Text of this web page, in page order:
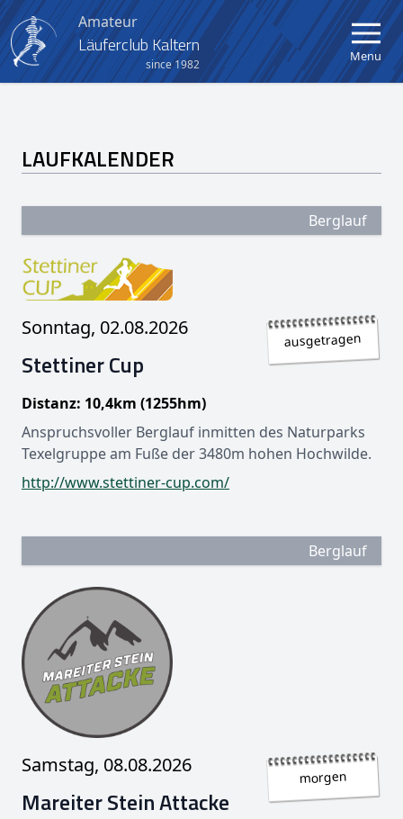
Amateur
Läuferclub Kaltern
since 1982
Menu
Verein
Berglauf Kaltern-Mendel
Crosslauf Kaltern
Kinder- und Jugendlauf
LAUFKALENDER
Berglauf
ausgetragen
Sonntag, 02.08.2026
Stettiner Cup
Distanz: 10,4km (1255hm)
Anspruchsvoller Berglauf inmitten des Naturparks
Texelgruppe am Fuße der 3480m hohen Hochwilde.
http://www.stettiner-cup.com/
Berglauf
morgen
Samstag, 08.08.2026
Mareiter Stein Attacke